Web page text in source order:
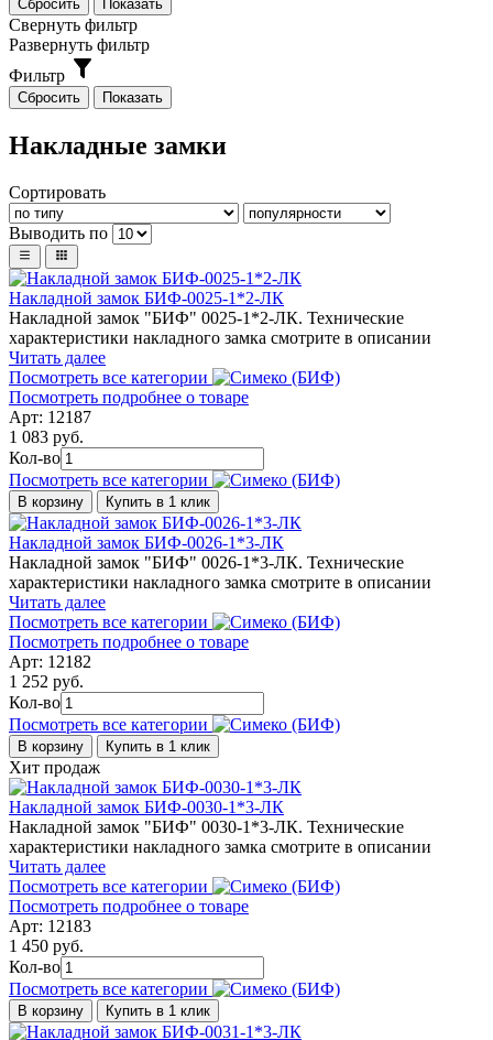
Свернуть фильтр
Развернуть фильтр
Фильтр
Накладные замки
Сортировать
Выводить по
Накладной замок БИФ-0025-1*2-ЛК
Накладной замок "БИФ" 0025-1*2-ЛК. Технические
характеристики накладного замка смотрите в описании
Читать далее
Посмотреть все категории
Посмотреть подробнее о товаре
Арт: 12187
1 083 руб.
Кол-во
Посмотреть все категории
В корзину Купить в 1 клик
Накладной замок БИФ-0026-1*3-ЛК
Накладной замок "БИФ" 0026-1*3-ЛК. Технические
характеристики накладного замка смотрите в описании
Читать далее
Посмотреть все категории
Посмотреть подробнее о товаре
Арт: 12182
1 252 руб.
Кол-во
Посмотреть все категории
В корзину Купить в 1 клик
Хит продаж
Накладной замок БИФ-0030-1*3-ЛК
Накладной замок "БИФ" 0030-1*3-ЛК. Технические
характеристики накладного замка смотрите в описании
Читать далее
Посмотреть все категории
Посмотреть подробнее о товаре
Арт: 12183
1 450 руб.
Кол-во
Посмотреть все категории
В корзину Купить в 1 клик